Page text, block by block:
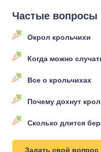
Частые вопросы
Окрол крольчихи
Когда можно
Все о крольчихах
Почему дохнут
Сколько длится
Задать свой вопрос